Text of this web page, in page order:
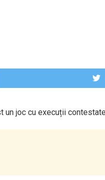
joc cu execuții